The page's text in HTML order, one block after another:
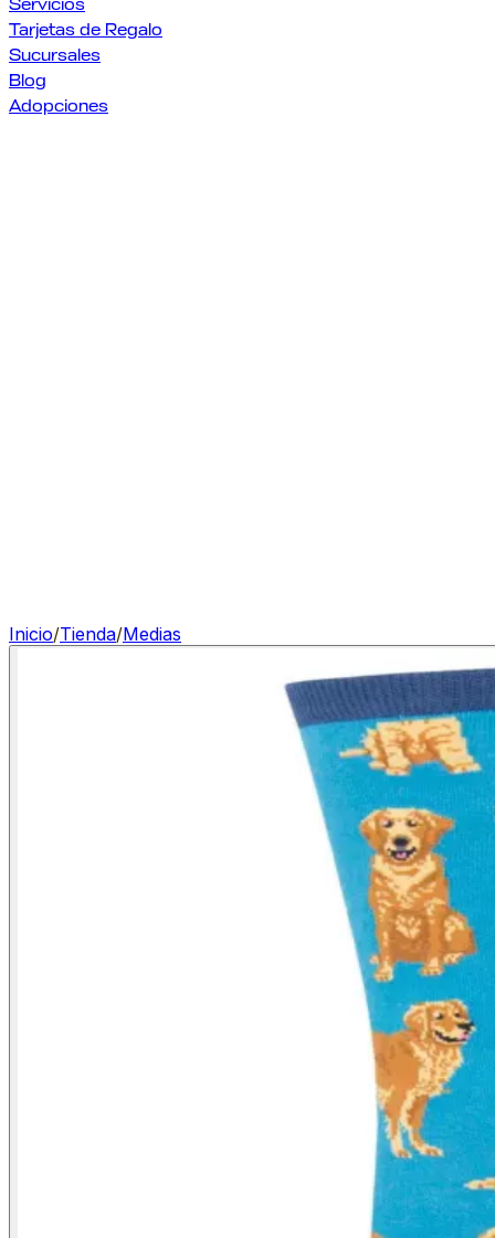
Servicios
Tarjetas de Regalo
Sucursales
Blog
Adopciones
Inicio/Tienda/Medias